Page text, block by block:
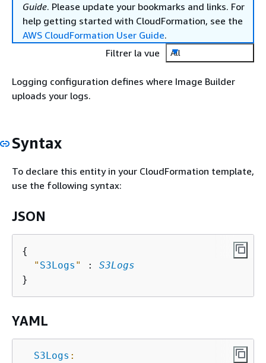
Guide. Please update your bookmarks and links. For
help getting started with CloudFormation, see the
AWS CloudFormation User Guide.
Filtrer la vue
All
Logging configuration defines where Image Builder
uploads your logs.
Syntax
To declare this entity in your CloudFormation template,
use the following syntax:
JSON
{
" S3Logs " : S3Logs
YAML
S3Logs :